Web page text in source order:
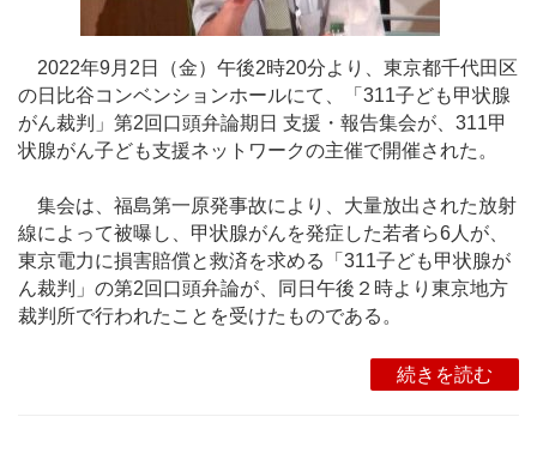
2022年9月2日（金）午後2時20分より、東京都千代田区
の日比谷コンベンションホールにて、「311子ども甲状腺
がん裁判」第2回口頭弁論期日 支援・報告集会が、311甲
状腺がん子ども支援ネットワークの主催で開催された。
集会は、福島第一原発事故により、大量放出された放射
線によって被曝し、甲状腺がんを発症した若者ら6人が、
東京電力に損害賠償と救済を求める「311子ども甲状腺が
ん裁判」の第2回口頭弁論が、同日午後２時より東京地方
裁判所で行われたことを受けたものである。
続きを読む